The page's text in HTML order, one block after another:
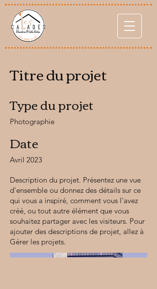
Titre du projet
Type du projet
Photographie
Date
Avril 2023
Description du projet. Présentez une vue
d'ensemble ou donnez des détails sur ce
qui vous a inspiré, comment vous l'avez
créé, ou tout autre élément que vous
souhaitez partager avec les visiteurs. Pour
ajouter des descriptions de projet, allez à
Gérer les projets.